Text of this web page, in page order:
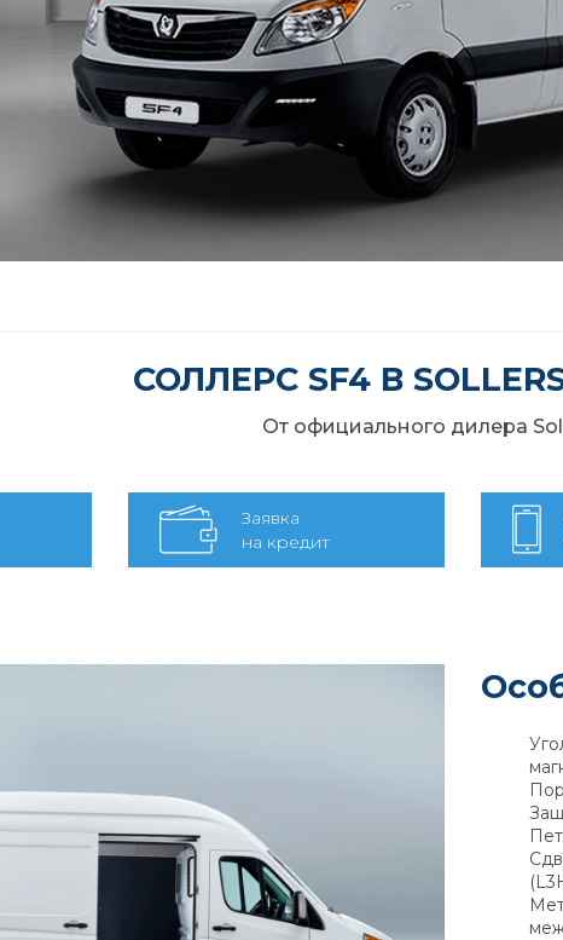
СОЛЛЕРС SF4 В
От официального дилера
Заявка
на кредит